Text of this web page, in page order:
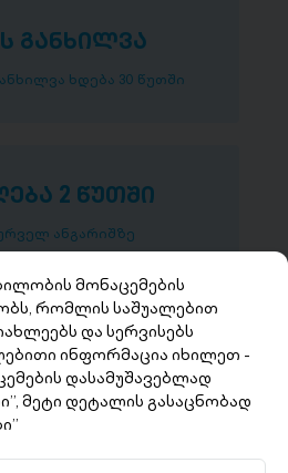
განხილვა
ხდება 30 წუთში
2 წუთში
ანგარიშზე
მონაცემების
რომლის საშუალებით
და სერვისებს
ინფორმაცია იხილეთ -
დასამუშავებლად
მეტი დეტალის გასაცნობად